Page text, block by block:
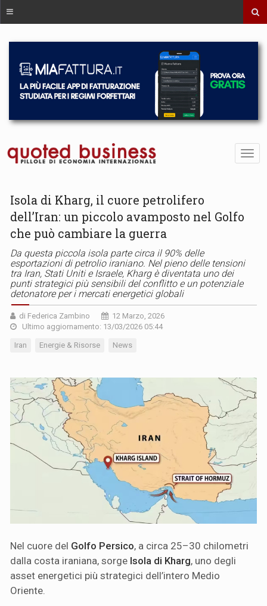
Isola di Kharg, il cuore petrolifero
dell’Iran: un piccolo avamposto nel Golfo
che può cambiare la guerra
Da questa piccola isola parte circa il 90% delle
esportazioni di petrolio iraniano. Nel pieno delle tensioni
tra Iran, Stati Uniti e Israele, Kharg è diventata uno dei
punti strategici più sensibili del conflitto e un potenziale
detonatore per i mercati energetici globali
di Federica Zambino
12 Marzo, 2026
Ultimo aggiornamento: 13/03/2026 05:44
Iran Energie & Risorse News
Nel cuore del Golfo Persico, a circa 25–30 chilometri
dalla costa iraniana, sorge Isola di Kharg, uno degli
asset energetici più strategici dell’intero Medio
Oriente.